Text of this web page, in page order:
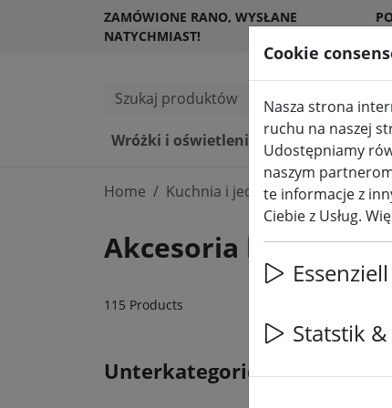
ZAMÓWIONE RANO, WYSŁANE
NATYCHMIAST!
Szukaj produktów
Wróżki i oświetlenie
Świece
Home Kuchnia i jedzenie
Akcesoria
115 Products
Unterkategorien
Cookie
Nasza strona
ruchu na naszej
Udostępniamy
naszym
te informacje z
Ciebie z Usług.
Essenziell
Statstik